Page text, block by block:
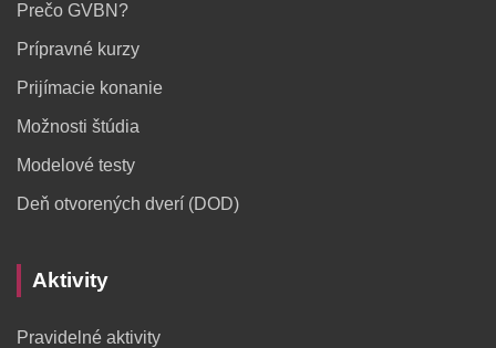
Prečo GVBN?
Prípravné kurzy
Prijímacie konanie
Možnosti štúdia
Modelové testy
Deň otvorených dverí (DOD)
Aktivity
Pravidelné aktivity